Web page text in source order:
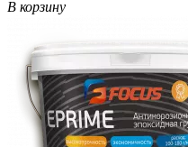
В корзину